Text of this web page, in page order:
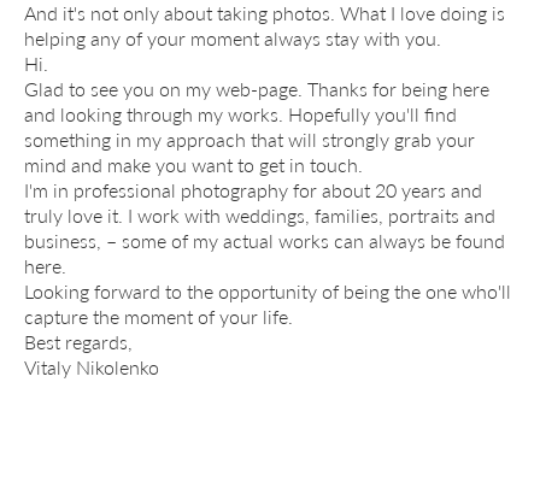
And it's not only about taking photos. What I love doing is
helping any of your moment always stay with you.
Hi.
Glad to see you on my web-page. Thanks for being here
and looking through my works. Hopefully you'll find
something in my approach that will strongly grab your
mind and make you want to get in touch.
I'm in professional photography for about 20 years and
truly love it. I work with weddings, families, portraits and
business, – some of my actual works can always be found
here.
Looking forward to the opportunity of being the one who'll
capture the moment of your life.
Best regards,
Vitaly Nikolenko